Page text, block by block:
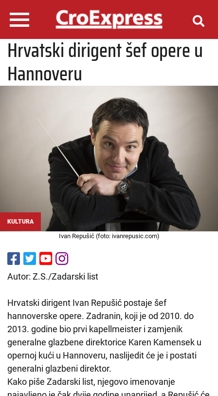
Hrvatski dirigent šef opere u
Hannoveru
KULTURA
Ivan Repušić (foto: ivanrepusic.com)
Autor: Z.S./Zadarski list
Hrvatski dirigent Ivan Repušić postaje šef
hannoverske opere. Zadranin, koji je od 2010. do
2013. godine bio prvi kapellmeister i zamjenik
generalne glazbene direktorice Karen Kamensek u
opernoj kući u Hannoveru, naslijedit će je i postati
generalni glazbeni direktor.
Kako piše Zadarski list, njegovo imenovanje